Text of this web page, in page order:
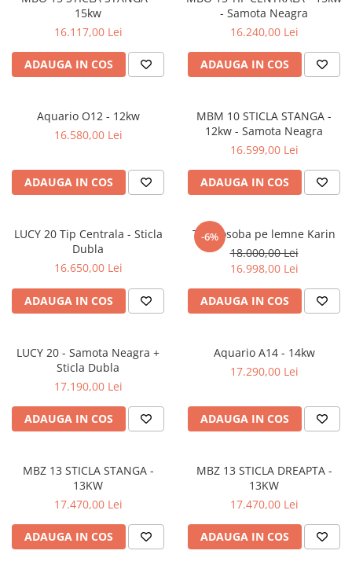
15kw
16.117,00 Lei
ADAUGA IN COS
- Samota Neagra
16.240,00 Lei
ADAUGA IN COS
Aquario O12 - 12kw
16.580,00 Lei
ADAUGA IN COS
MBM 10 STICLA STANGA -
12kw - Samota Neagra
16.599,00 Lei
ADAUGA IN COS
LUCY 20 Tip Centrala - Sticla
Dubla
16.650,00 Lei
ADAUGA IN COS
-6%
Termosoba pe lemne Karin
18.000,00 Lei
16.998,00 Lei
ADAUGA IN COS
LUCY 20 - Samota Neagra +
Sticla Dubla
17.190,00 Lei
ADAUGA IN COS
Aquario A14 - 14kw
17.290,00 Lei
ADAUGA IN COS
MBZ 13 STICLA STANGA -
13KW
17.470,00 Lei
ADAUGA IN COS
MBZ 13 STICLA DREAPTA -
13KW
17.470,00 Lei
ADAUGA IN COS